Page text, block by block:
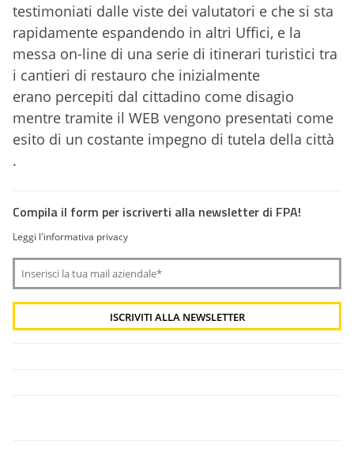
testimoniati dalle viste dei valutatori e che si sta
rapidamente espandendo in altri Uffici, e la
messa on-line di una serie di itinerari turistici tra
i cantieri di restauro che inizialmente
erano percepiti dal cittadino come disagio
mentre tramite il WEB vengono presentati come
esito di un costante impegno di tutela della città
.
Compila il form per iscriverti alla newsletter di FPA!
Leggi l'informativa privacy